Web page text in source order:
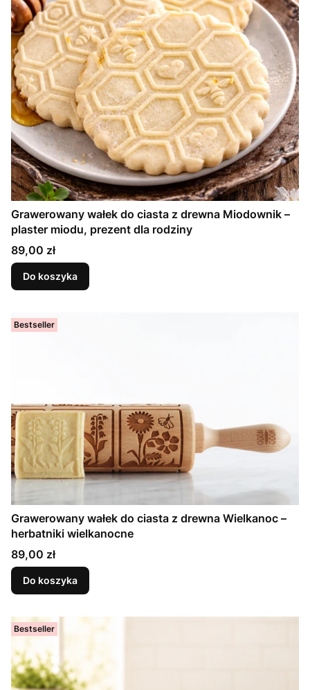
Grawerowany wałek do ciasta z drewna Miodownik –
plaster miodu, prezent dla rodziny
Cena
89,00 zł
Do koszyka
Bestseller
Grawerowany wałek do ciasta z drewna Wielkanoc –
herbatniki wielkanocne
Cena
89,00 zł
Do koszyka
Bestseller